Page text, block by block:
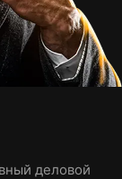
деловой